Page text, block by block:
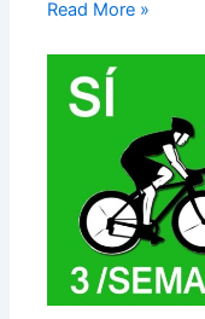
Read More »